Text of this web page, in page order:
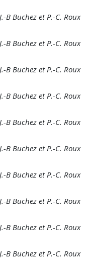
B Buchez et P.-C. Roux
B Buchez et P.-C. Roux
B Buchez et P.-C. Roux
B Buchez et P.-C. Roux
B Buchez et P.-C. Roux
B Buchez et P.-C. Roux
B Buchez et P.-C. Roux
B Buchez et P.-C. Roux
B Buchez et P.-C. Roux
B Buchez et P.-C. Roux